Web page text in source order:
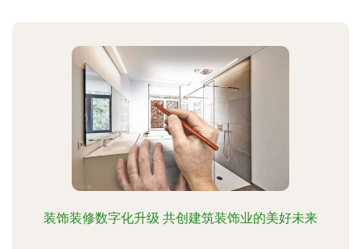
装饰装修数字化升级 共创建筑装饰业的美好未来